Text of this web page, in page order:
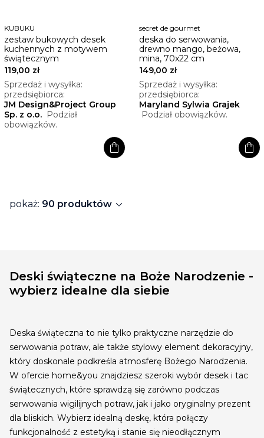
KUBUKU
zestaw bukowych desek
kuchennych z motywem
świątecznym
119,00 zł
Sprzedaż i wysyłka:
przedsiębiorca:
JM Design&Project Group
Sp. z o.o. Podział
obowiązków.
shopping_bag
secret de gourmet
deska do serwowania,
drewno mango, beżowa,
mina, 70x22 cm
149,00 zł
Sprzedaż i wysyłka:
przedsiębiorca:
Maryland Sylwia Grajek
Podział obowiązków.
shopping_bag
pokaż: 90 produktów expand_more
Deski świąteczne na Boże Narodzenie -
wybierz idealne dla siebie
Deska świąteczna to nie tylko praktyczne narzędzie do
serwowania potraw, ale także stylowy element dekoracyjny,
który doskonale podkreśla atmosferę Bożego Narodzenia.
W ofercie home&you znajdziesz szeroki wybór desek i tac
świątecznych, które sprawdzą się zarówno podczas
serwowania wigilijnych potraw, jak i jako oryginalny prezent
dla bliskich. Wybierz idealną deskę, która połączy
funkcjonalność z estetyką i stanie się nieodłącznym